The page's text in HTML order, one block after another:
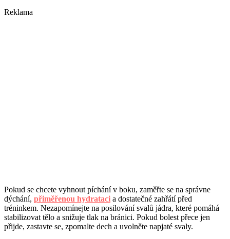
Reklama
Pokud se chcete vyhnout píchání v boku, zaměřte se na správne
dýchání, přiměřenou hydrataci a dostatečné zahřátí před
tréninkem. Nezapomínejte na posilování svalů jádra, které pomáhá
stabilizovat tělo a snižuje tlak na bránici. Pokud bolest přece jen
přijde, zastavte se, zpomalte dech a uvolněte napjaté svaly.